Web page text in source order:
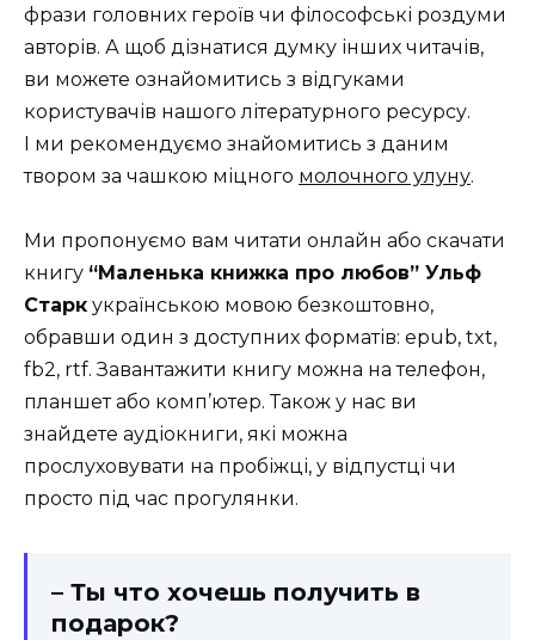
фрази головних героїв чи філософські роздуми
авторів. А щоб дізнатися думку інших читачів,
ви можете ознайомитись з відгуками
користувачів нашого літературного ресурсу.
І ми рекомендуємо знайомитись з даним
твором за чашкою міцного молочного улуну.
Ми пропонуємо вам читати онлайн або скачати
книгу “Маленька книжка про любов” Ульф
Старк українською мовою безкоштовно,
обравши один з доступних форматів: epub, txt,
fb2, rtf. Завантажити книгу можна на телефон,
планшет або комп’ютер. Також у нас ви
знайдете аудіокниги, які можна
прослуховувати на пробіжці, у відпустці чи
просто під час прогулянки.
– Ты что хочешь получить в
подарок?